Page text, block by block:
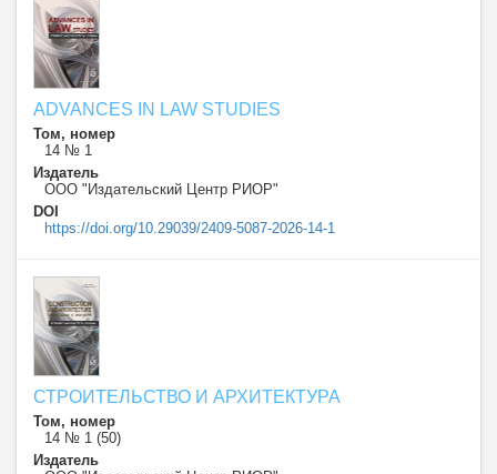
ADVANCES IN LAW STUDIES
Том, номер
14 № 1
Издатель
ООО "Издательский Центр РИОР"
DOI
https://doi.org/10.29039/2409-5087-2026-14-1
СТРОИТЕЛЬСТВО И АРХИТЕКТУРА
Том, номер
14 № 1 (50)
Издатель